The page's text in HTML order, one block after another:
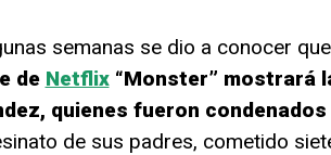
semanas se dio a conocer que
de Netflix“Monster” mostrará
quienes fueron
de sus padres, cometido